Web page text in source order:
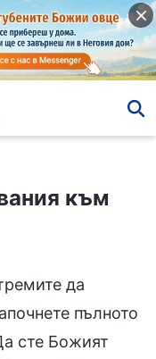
към
да
пълното
сте Божият